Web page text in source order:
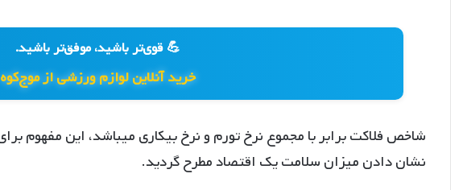
💪 قوی‌تر باشید، موفق‌تر باشید.
خرید آنلاین لوازم ورزشی از موج‌کوه
نشان دادن میزان سلامت یک اقتصاد مطرح گردید.